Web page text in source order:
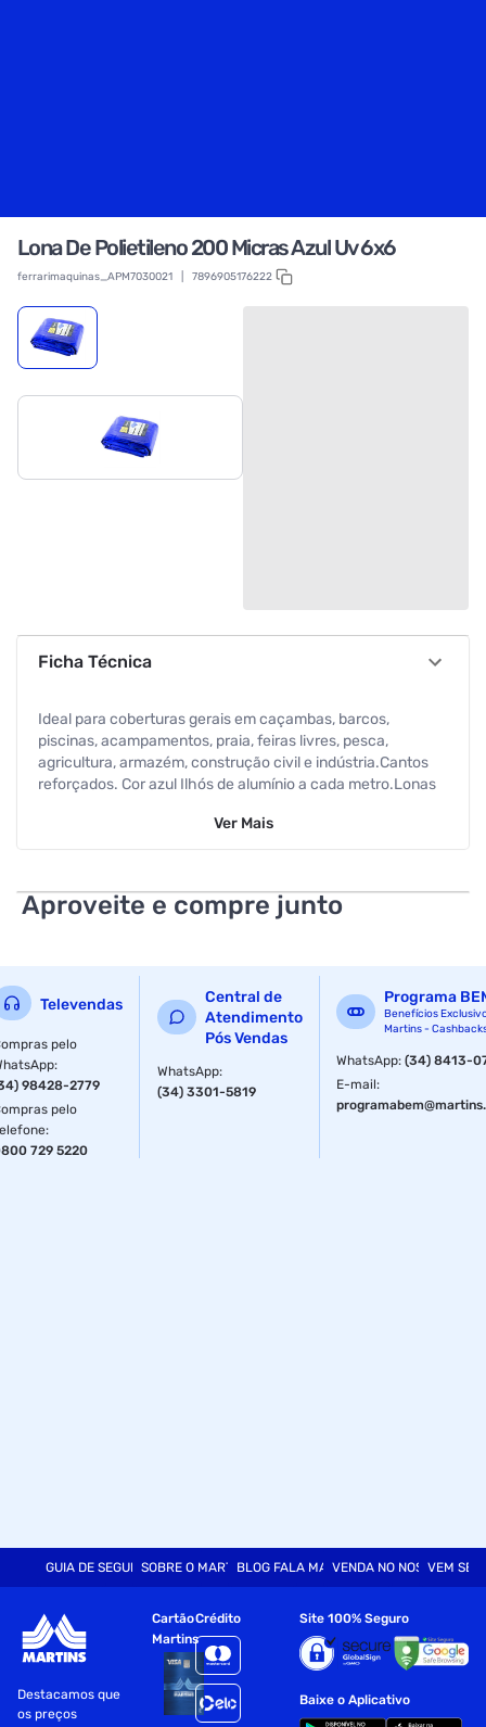
Lona De Polietileno 200 Micras Azul Uv 6x6
ferrarimaquinas_APM7030021 7896905176222
Ficha Técnica
Ideal para coberturas gerais em caçambas, barcos,
piscinas, acampamentos, praia, feiras livres, pesca,
agricultura, armazém, construção civil e indústria.Cantos
reforçados. Cor azul Ilhós de alumínio a cada metro.Lonas
com proteção UV Cor: Azul Micras: 200 (espessura
Ver Mais
Aproveite e compre junto
Televendas
pelo
:
98428-2779
pelo
:
729 5220
Central de
Atendimento
Pós Vendas
WhatsApp:
(34) 3301-5819
Programa
Benefícios
Martins -
WhatsApp:(34) 8413-
E-mail:
GUIA DE SEGURANÇASOBRE O MARTINSBLOG FALA MARTVENDA NO NOSSO SITE
VEM SER
Destacamos que
os preços
Cartão
Martins
Crédito Site 100% Seguro
Baixe o Aplicativo